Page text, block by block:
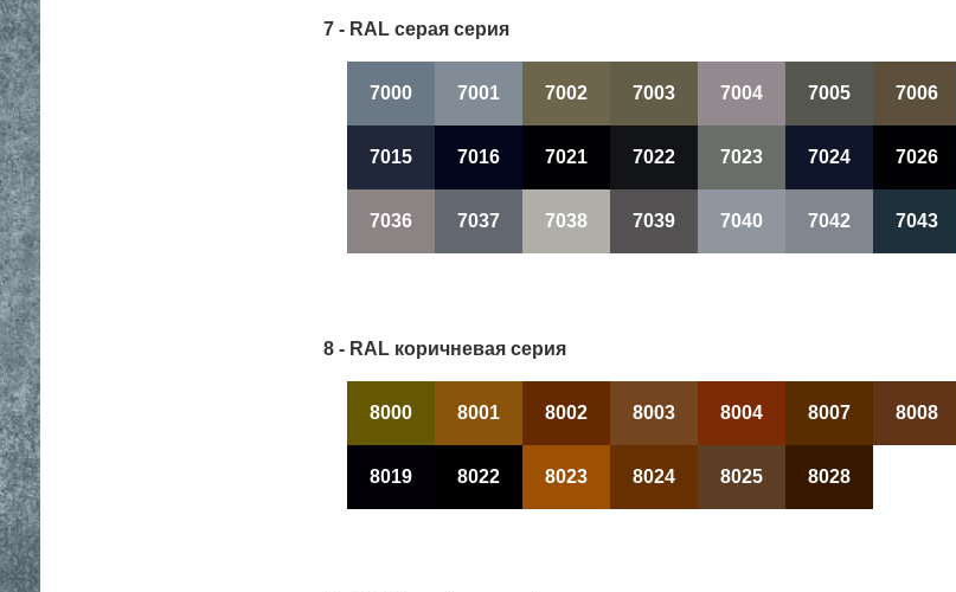
7 - RAL серая серия
7000 7001 7002 7003 7004 7005 7006
7015 7016 7021 7022 7023 7024 7026
7036 7037 7038 7039 7040 7042 7043
8 - RAL коричневая серия
8000 8001 8002 8003 8004 8007 8008
8019 8022 8023 8024 8025 8028